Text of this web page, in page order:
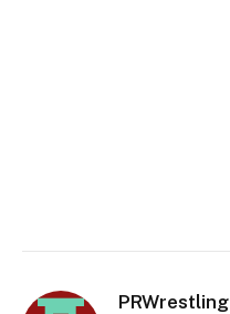
PRWrestling